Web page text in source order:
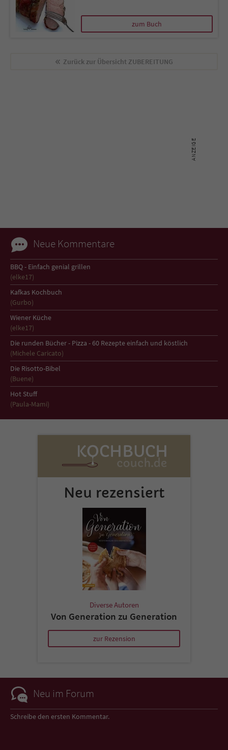
zum Buch
Zurück zur Übersicht ZUBEREITUNG
Neue Kommentare
BBQ - Einfach genial grillen
(elke17)
Kafkas Kochbuch
(Gurbo)
Wiener Küche
(elke17)
Die runden Bücher - Pizza - 60 Rezepte einfach und köstlich
(Michele Caricato)
Die Risotto-Bibel
(Buene)
Hot Stuff
(Paula-Mami)
Neu rezensiert
Diverse Autoren
Von Generation zu Generation
zur Rezension
Neu im Forum
Schreibe den ersten Kommentar.